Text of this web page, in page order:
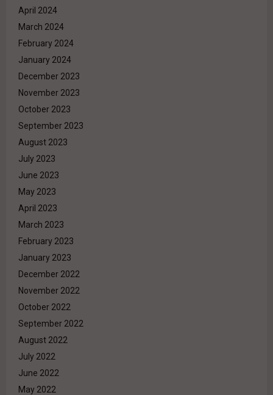
April 2024
March 2024
February 2024
January 2024
December 2023
November 2023
October 2023
September 2023
August 2023
July 2023
June 2023
May 2023
April 2023
March 2023
February 2023
January 2023
December 2022
November 2022
October 2022
September 2022
August 2022
July 2022
June 2022
May 2022